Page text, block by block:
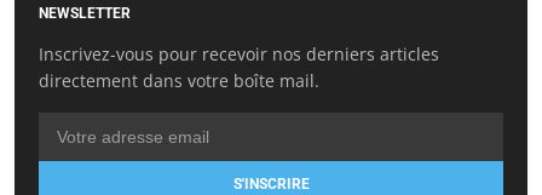
NEWSLETTER
Inscrivez-vous pour recevoir nos derniers articles
directement dans votre boîte mail.
S'INSCRIRE